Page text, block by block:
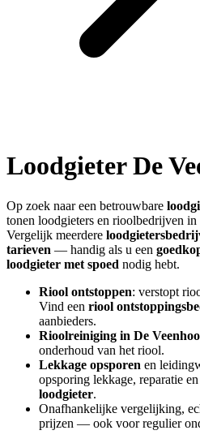
LoodgieterDe
Op zoek naar een betrouwbare
tonen loodgieters en rioolbedrijven in
Vergelijk meerdere
tarieven — handig als u een
loodgieter met spoed nodig hebt.
Riool ontstoppen: verstopt
Vind een riool
aanbieders.
Rioolreiniging in De
onderhoud van het riool.
Lekkage opsporen en
opsporing lekkage, reparatie
loodgieter.
Onafhankelijke vergelijking,
prijzen — ook voor regulier